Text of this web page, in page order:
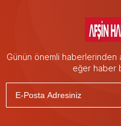
Günün önemli haberlerinden
eğer haber